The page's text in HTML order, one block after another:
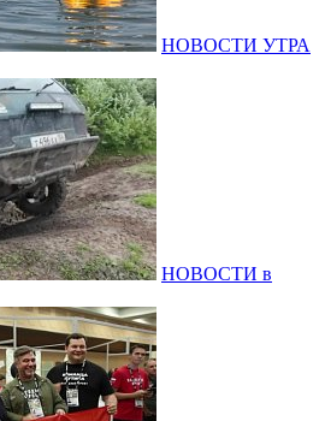
НОВОСТИ УТРА
НОВОСТИ в